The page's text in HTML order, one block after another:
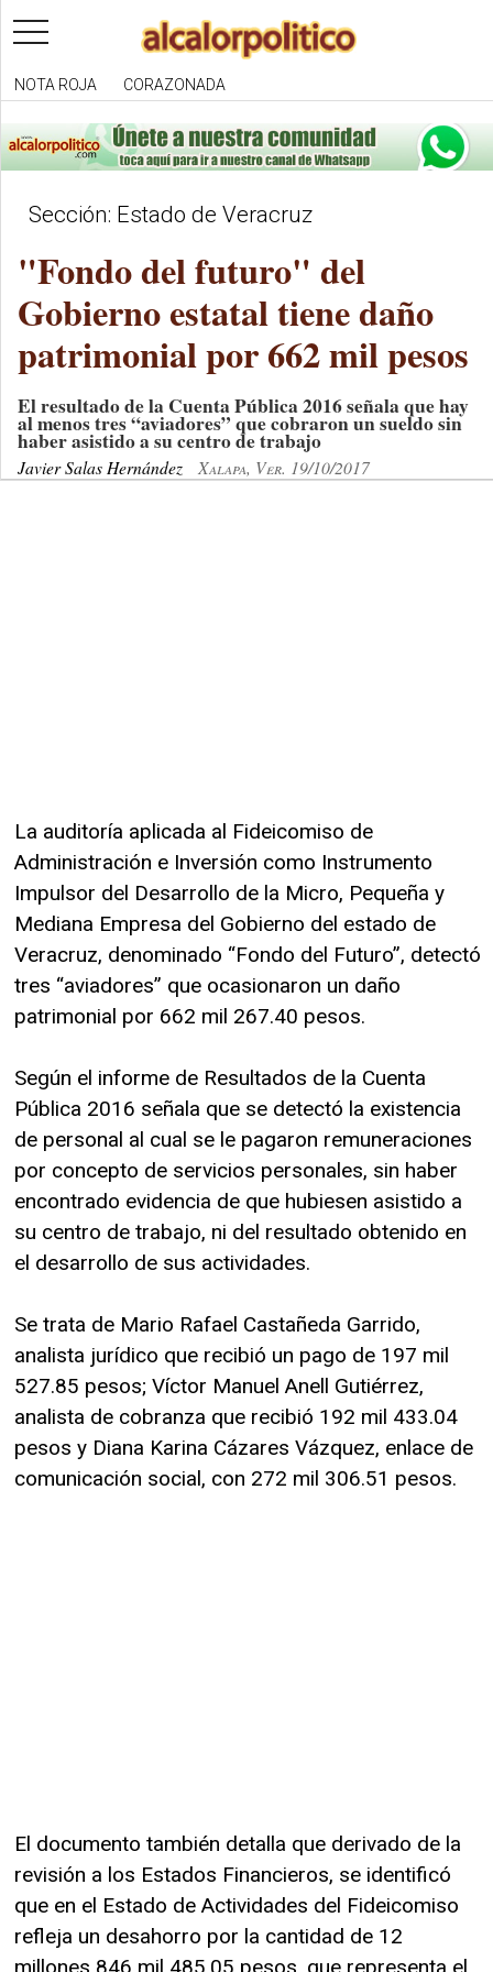
toggle
navigation
NOTA ROJA CORAZONADA
Sección: Estado de Veracruz
"Fondo del futuro" del
Gobierno estatal tiene daño
patrimonial por 662 mil pesos
El resultado de la Cuenta Pública 2016 señala que hay
al menos tres “aviadores” que cobraron un sueldo sin
haber asistido a su centro de trabajo
Javier Salas Hernández Xalapa, Ver. 19/10/2017
La auditoría aplicada al Fideicomiso de
Administración e Inversión como Instrumento
Impulsor del Desarrollo de la Micro, Pequeña y
Mediana Empresa del Gobierno del estado de
Veracruz, denominado “Fondo del Futuro”, detectó
tres “aviadores” que ocasionaron un daño
patrimonial por 662 mil 267.40 pesos.
Según el informe de Resultados de la Cuenta
Pública 2016 señala que se detectó la existencia
de personal al cual se le pagaron remuneraciones
por concepto de servicios personales, sin haber
encontrado evidencia de que hubiesen asistido a
su centro de trabajo, ni del resultado obtenido en
el desarrollo de sus actividades.
Se trata de Mario Rafael Castañeda Garrido,
analista jurídico que recibió un pago de 197 mil
527.85 pesos; Víctor Manuel Anell Gutiérrez,
analista de cobranza que recibió 192 mil 433.04
pesos y Diana Karina Cázares Vázquez, enlace de
comunicación social, con 272 mil 306.51 pesos.
El documento también detalla que derivado de la
revisión a los Estados Financieros, se identificó
que en el Estado de Actividades del Fideicomiso
refleja un desahorro por la cantidad de 12